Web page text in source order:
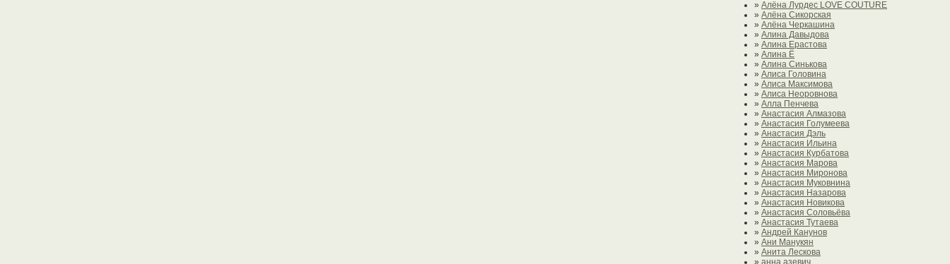
» Алёна Лурдес LOVE COUTURE
» Алёна Сикорская
» Алёна Черкашина
» Алина Давыдова
» Алина Ерастова
» Алина Ё
» Алина Синькова
» Алиса Головина
» Алиса Максимова
» Алиса Неоровнова
» Алла Пенчева
» Анастасия Алмазова
» Анастасия Голумеева
» Анастасия Дэль
» Анастасия Ильина
» Анастасия Курбатова
» Анастасия Марова
» Анастасия Миронова
» Анастасия Муковнина
» Анастасия Назарова
» Анастасия Новикова
» Анастасия Соловьёва
» Анастасия Тутаева
» Андрей Канунов
» Ани Манукян
» Анита Лескова
» анна азевич